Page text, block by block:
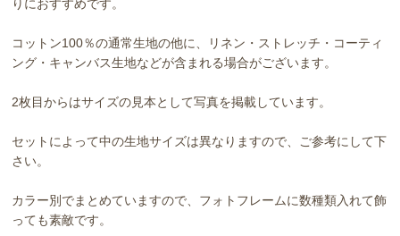
りにおすすめです。
コットン100％の通常生地の他に、リネン・ストレッチ・コーティ
ング・キャンバス生地などが含まれる場合がございます。
2枚目からはサイズの見本として写真を掲載しています。
セットによって中の生地サイズは異なりますので、ご参考にして下
さい。
カラー別でまとめていますので、フォトフレームに数種類入れて飾
っても素敵です。